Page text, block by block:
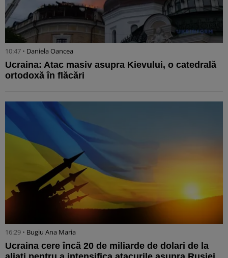
10:47 • Daniela Oancea
Ucraina: Atac masiv asupra Kievului, o catedrală
ortodoxă în flăcări
16:29 • Bugiu ⁠Ana Maria
Ucraina cere încă 20 de miliarde de dolari de la